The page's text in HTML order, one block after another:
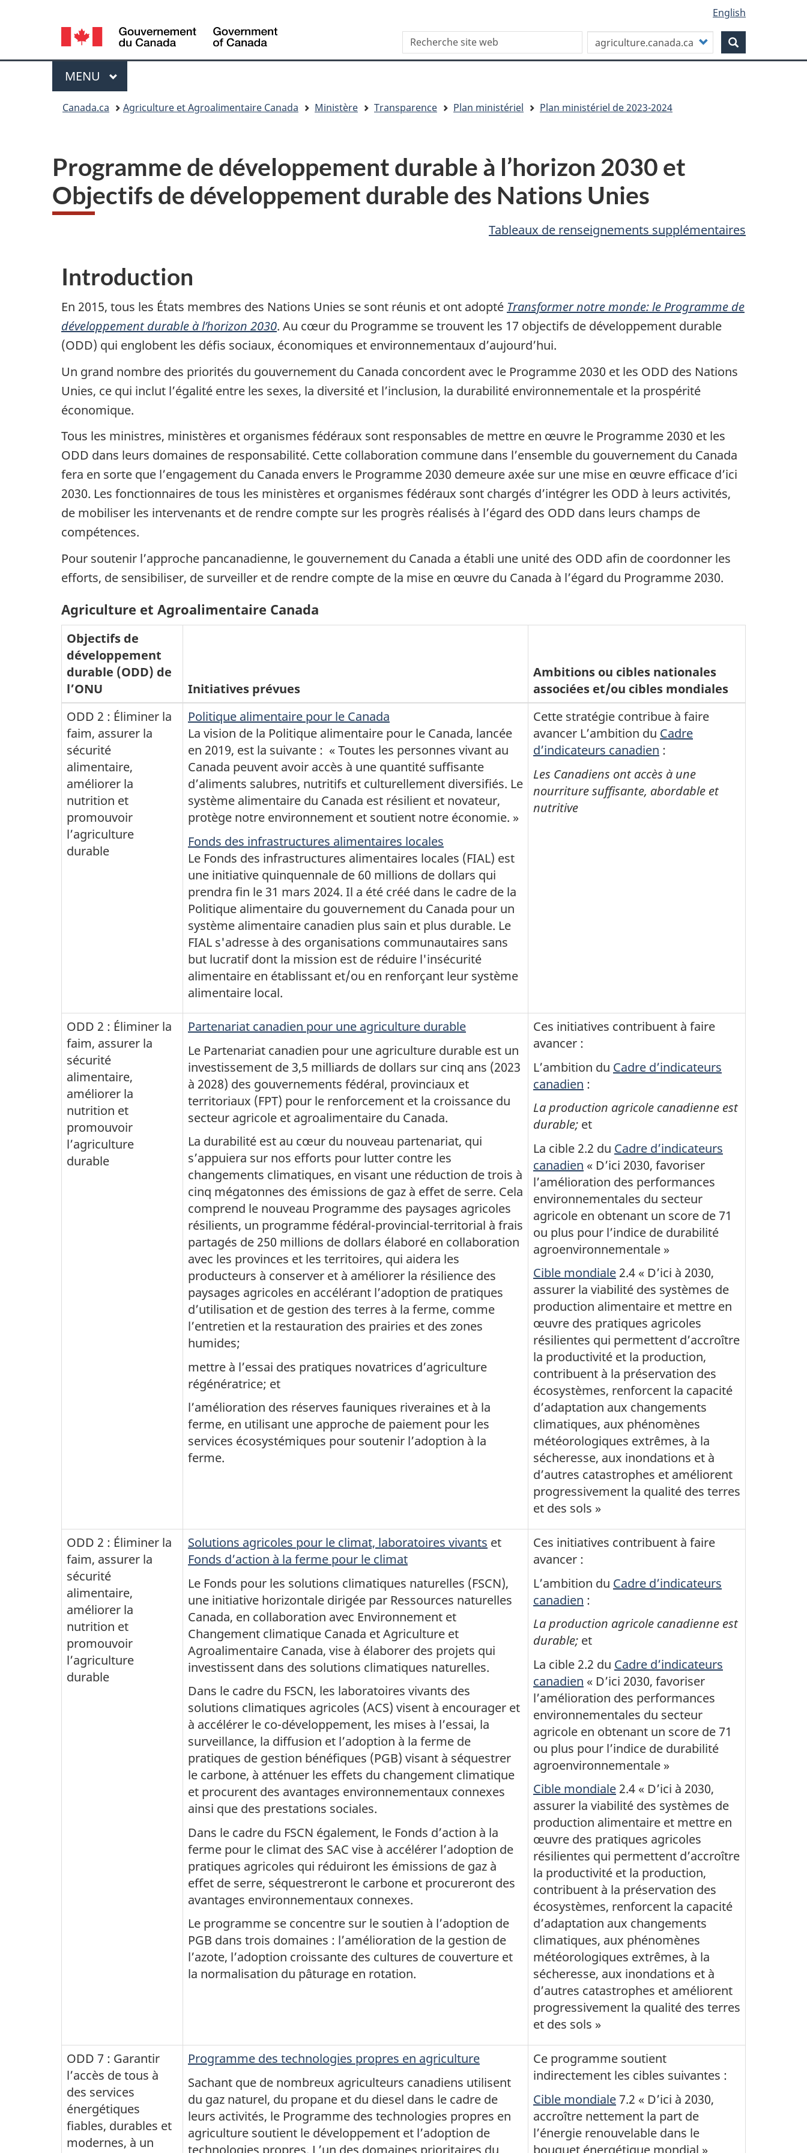
to
main
content
to
"About
this
à
la
version
Sélection
de
la
langue
English
of
Recherche
Personnaliser
votre
recherche
Menu
MENU PRINCIPAL
Canada.ca Agriculture et Agroalimentaire Canada Ministère Transparence Plan ministériel Plan ministériel de 2023-2024
Programme de développement durable à l’horizon 2030 et
Objectifs de développement durable des Nations Unies
Tableaux de renseignements supplémentaires
Introduction
En 2015, tous les États membres des Nations Unies se sont réunis et ont adopté Transformer notre monde: le Programme de
développement durable à l’horizon 2030. Au cœur du Programme se trouvent les 17 objectifs de développement durable
(ODD) qui englobent les défis sociaux, économiques et environnementaux d’aujourd’hui.
Un grand nombre des priorités du gouvernement du Canada concordent avec le Programme 2030 et les ODD des Nations
Unies, ce qui inclut l’égalité entre les sexes, la diversité et l’inclusion, la durabilité environnementale et la prospérité
économique.
Tous les ministres, ministères et organismes fédéraux sont responsables de mettre en œuvre le Programme 2030 et les
ODD dans leurs domaines de responsabilité. Cette collaboration commune dans l’ensemble du gouvernement du Canada
fera en sorte que l’engagement du Canada envers le Programme 2030 demeure axée sur une mise en œuvre efficace d’ici
2030. Les fonctionnaires de tous les ministères et organismes fédéraux sont chargés d’intégrer les ODD à leurs activités,
de mobiliser les intervenants et de rendre compte sur les progrès réalisés à l’égard des ODD dans leurs champs de
compétences.
Pour soutenir l’approche pancanadienne, le gouvernement du Canada a établi une unité des ODD afin de coordonner les
efforts, de sensibiliser, de surveiller et de rendre compte de la mise en œuvre du Canada à l’égard du Programme 2030.
Agriculture et Agroalimentaire Canada
Objectifs de
développement
durable (ODD) de
l’ONU
Initiatives prévues
Ambitions ou cibles nationales
associées et/ou cibles mondiales
ODD 2 : Éliminer la
faim, assurer la
sécurité
alimentaire,
améliorer la
nutrition et
promouvoir
l’agriculture
durable
Politique alimentaire pour le Canada
La vision de la Politique alimentaire pour le Canada, lancée
en 2019, est la suivante : « Toutes les personnes vivant au
Canada peuvent avoir accès à une quantité suffisante
d’aliments salubres, nutritifs et culturellement diversifiés. Le
système alimentaire du Canada est résilient et novateur,
protège notre environnement et soutient notre économie. »
Fonds des infrastructures alimentaires locales
Le Fonds des infrastructures alimentaires locales (FIAL) est
une initiative quinquennale de 60 millions de dollars qui
prendra fin le 31 mars 2024. Il a été créé dans le cadre de la
Politique alimentaire du gouvernement du Canada pour un
système alimentaire canadien plus sain et plus durable. Le
FIAL s'adresse à des organisations communautaires sans
but lucratif dont la mission est de réduire l'insécurité
alimentaire en établissant et/ou en renforçant leur système
alimentaire local.
Cette stratégie contribue à faire
avancer L’ambition du Cadre
d’indicateurs canadien :
Les Canadiens ont accès à une
nourriture suffisante, abordable et
nutritive
ODD 2 : Éliminer la
faim, assurer la
sécurité
alimentaire,
améliorer la
nutrition et
promouvoir
l’agriculture
durable
Partenariat canadien pour une agriculture durable
Le Partenariat canadien pour une agriculture durable est un
investissement de 3,5 milliards de dollars sur cinq ans (2023
à 2028) des gouvernements fédéral, provinciaux et
territoriaux (FPT) pour le renforcement et la croissance du
secteur agricole et agroalimentaire du Canada.
La durabilité est au cœur du nouveau partenariat, qui
s’appuiera sur nos efforts pour lutter contre les
changements climatiques, en visant une réduction de trois à
cinq mégatonnes des émissions de gaz à effet de serre. Cela
comprend le nouveau Programme des paysages agricoles
résilients, un programme fédéral-provincial-territorial à frais
partagés de 250 millions de dollars élaboré en collaboration
avec les provinces et les territoires, qui aidera les
producteurs à conserver et à améliorer la résilience des
paysages agricoles en accélérant l’adoption de pratiques
d’utilisation et de gestion des terres à la ferme, comme
l’entretien et la restauration des prairies et des zones
humides;
mettre à l’essai des pratiques novatrices d’agriculture
régénératrice; et
l’amélioration des réserves fauniques riveraines et à la
ferme, en utilisant une approche de paiement pour les
services écosystémiques pour soutenir l’adoption à la
ferme.
Ces initiatives contribuent à faire
avancer :
L’ambition du Cadre d’indicateurs
canadien :
La production agricole canadienne est
durable; et
La cible 2.2 du Cadre d’indicateurs
canadien « D’ici 2030, favoriser
l’amélioration des performances
environnementales du secteur
agricole en obtenant un score de 71
ou plus pour l’indice de durabilité
agroenvironnementale »
Cible mondiale 2.4 « D’ici à 2030,
assurer la viabilité des systèmes de
production alimentaire et mettre en
œuvre des pratiques agricoles
résilientes qui permettent d’accroître
la productivité et la production,
contribuent à la préservation des
écosystèmes, renforcent la capacité
d’adaptation aux changements
climatiques, aux phénomènes
météorologiques extrêmes, à la
sécheresse, aux inondations et à
d’autres catastrophes et améliorent
progressivement la qualité des terres
et des sols »
ODD 2 : Éliminer la
faim, assurer la
sécurité
alimentaire,
améliorer la
nutrition et
promouvoir
l’agriculture
durable
Solutions agricoles pour le climat, laboratoires vivants et
Fonds d’action à la ferme pour le climat
Le Fonds pour les solutions climatiques naturelles (FSCN),
une initiative horizontale dirigée par Ressources naturelles
Canada, en collaboration avec Environnement et
Changement climatique Canada et Agriculture et
Agroalimentaire Canada, vise à élaborer des projets qui
investissent dans des solutions climatiques naturelles.
Dans le cadre du FSCN, les laboratoires vivants des
solutions climatiques agricoles (ACS) visent à encourager et
à accélérer le co-développement, les mises à l’essai, la
surveillance, la diffusion et l’adoption à la ferme de
pratiques de gestion bénéfiques (PGB) visant à séquestrer
le carbone, à atténuer les effets du changement climatique
et procurent des avantages environnementaux connexes
ainsi que des prestations sociales.
Dans le cadre du FSCN également, le Fonds d’action à la
ferme pour le climat des SAC vise à accélérer l’adoption de
pratiques agricoles qui réduiront les émissions de gaz à
effet de serre, séquestreront le carbone et procureront des
avantages environnementaux connexes.
Le programme se concentre sur le soutien à l’adoption de
PGB dans trois domaines : l’amélioration de la gestion de
l’azote, l’adoption croissante des cultures de couverture et
la normalisation du pâturage en rotation.
Ces initiatives contribuent à faire
avancer :
L’ambition du Cadre d’indicateurs
canadien :
La production agricole canadienne est
durable; et
La cible 2.2 du Cadre d’indicateurs
canadien « D’ici 2030, favoriser
l’amélioration des performances
environnementales du secteur
agricole en obtenant un score de 71
ou plus pour l’indice de durabilité
agroenvironnementale »
Cible mondiale 2.4 « D’ici à 2030,
assurer la viabilité des systèmes de
production alimentaire et mettre en
œuvre des pratiques agricoles
résilientes qui permettent d’accroître
la productivité et la production,
contribuent à la préservation des
écosystèmes, renforcent la capacité
d’adaptation aux changements
climatiques, aux phénomènes
météorologiques extrêmes, à la
sécheresse, aux inondations et à
d’autres catastrophes et améliorent
progressivement la qualité des terres
et des sols »
ODD 7 : Garantir
l’accès de tous à
des services
énergétiques
fiables, durables et
modernes, à un
Programme des technologies propres en agriculture
Sachant que de nombreux agriculteurs canadiens utilisent
du gaz naturel, du propane et du diesel dans le cadre de
leurs activités, le Programme des technologies propres en
agriculture soutient le développement et l’adoption de
technologies propres. L’un des domaines prioritaires du
Ce programme soutient
indirectement les cibles suivantes :
Cible mondiale7.2 « D’ici à 2030,
accroître nettement la part de
l’énergie renouvelable dans le
bouquet énergétique mondial »